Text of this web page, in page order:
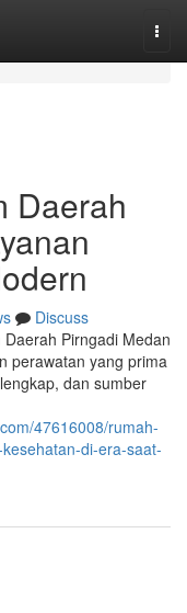
Daerah
Discuss
Pirngadi Medan
perawatan yang prima
dan sumber
47616008/rumah-
di-era-saat-